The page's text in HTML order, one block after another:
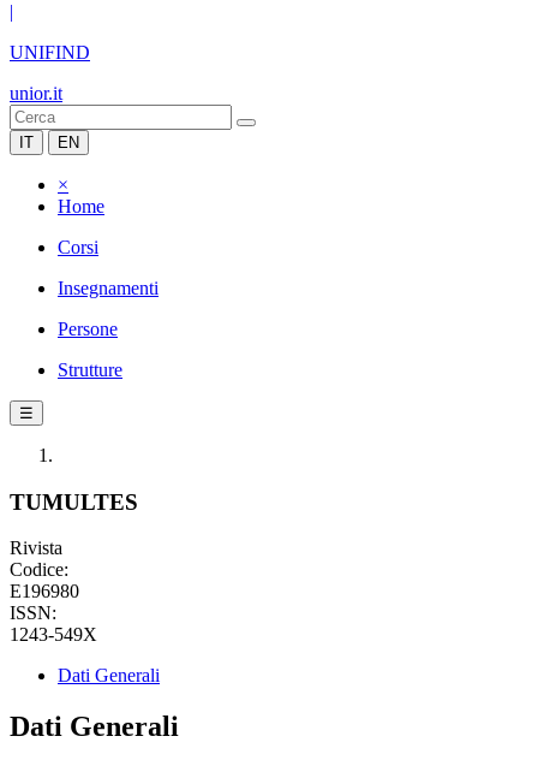
|
UNIFIND
unior.it
IT EN
×
Home
Corsi
Insegnamenti
Persone
Strutture
☰
TUMULTES
Rivista
Codice:
E196980
ISSN:
1243-549X
Dati Generali
Dati Generali